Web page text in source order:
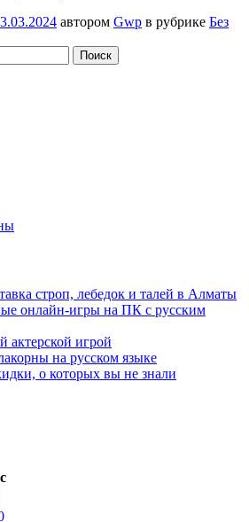
автором Gwp в рубрике Без
строп, лебедок и талей в Алматы
онлайн-игры на ПК с русским
актерской игрой
на русском языке
о которых вы не знали